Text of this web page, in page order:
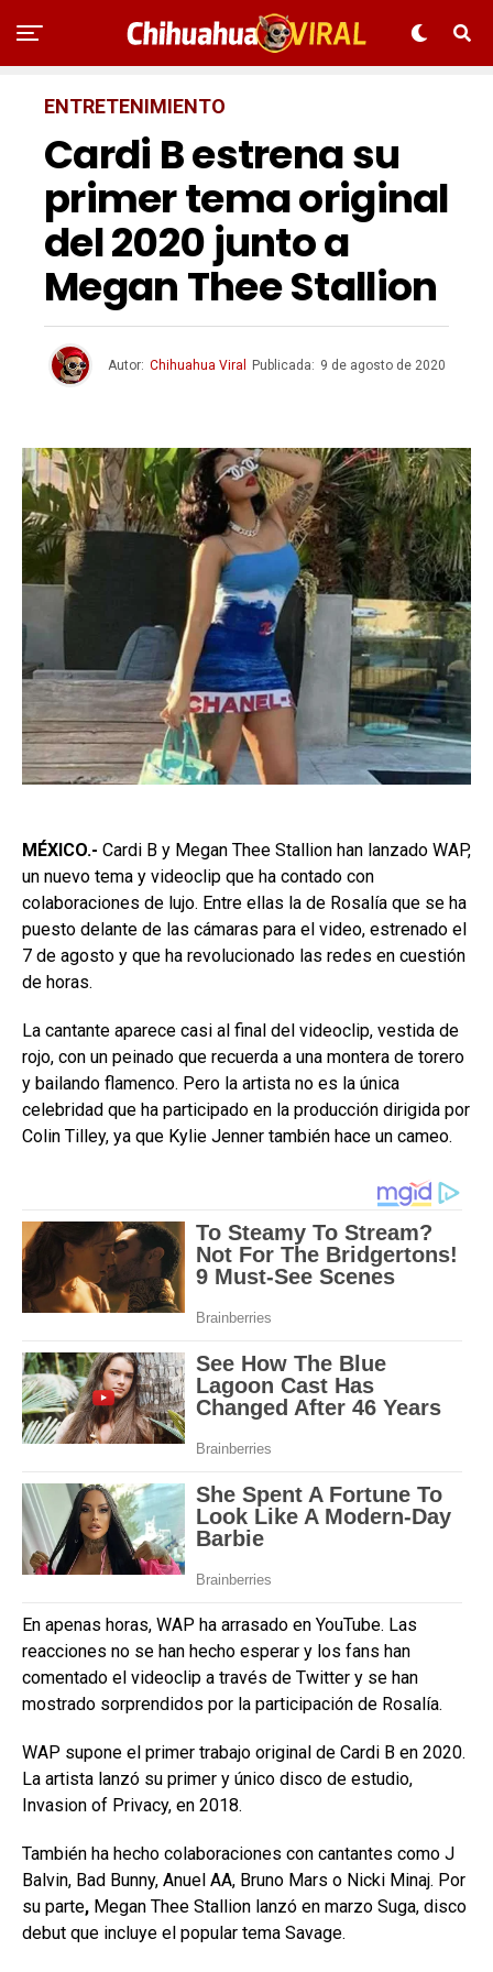
ENTRETENIMIENTO
Cardi B estrena su
primer tema original
del 2020 junto a
Megan Thee Stallion
Autor: Chihuahua Viral Publicada: 9 de agosto de 2020
MÉXICO.- Cardi B y Megan Thee Stallion han lanzado WAP,
un nuevo tema y videoclip que ha contado con
colaboraciones de lujo. Entre ellas la de Rosalía que se ha
puesto delante de las cámaras para el video, estrenado el
7 de agosto y que ha revolucionado las redes en cuestión
de horas.
La cantante aparece casi al final del videoclip, vestida de
rojo, con un peinado que recuerda a una montera de torero
y bailando flamenco. Pero la artista no es la única
celebridad que ha participado en la producción dirigida por
Colin Tilley, ya que Kylie Jenner también hace un cameo.
En apenas horas, WAP ha arrasado en YouTube. Las
reacciones no se han hecho esperar y los fans han
comentado el videoclip a través de Twitter y se han
mostrado sorprendidos por la participación de Rosalía.
WAP supone el primer trabajo original de Cardi B en 2020.
La artista lanzó su primer y único disco de estudio,
Invasion of Privacy, en 2018.
También ha hecho colaboraciones con cantantes como J
Balvin, Bad Bunny, Anuel AA, Bruno Mars o Nicki Minaj. Por
su parte, Megan Thee Stallion lanzó en marzo Suga, disco
debut que incluye el popular tema Savage.